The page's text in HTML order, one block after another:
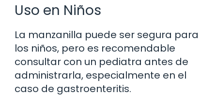
Uso en Niños
La manzanilla puede ser segura para
los niños, pero es recomendable
consultar con un pediatra antes de
administrarla, especialmente en el
caso de gastroenteritis.